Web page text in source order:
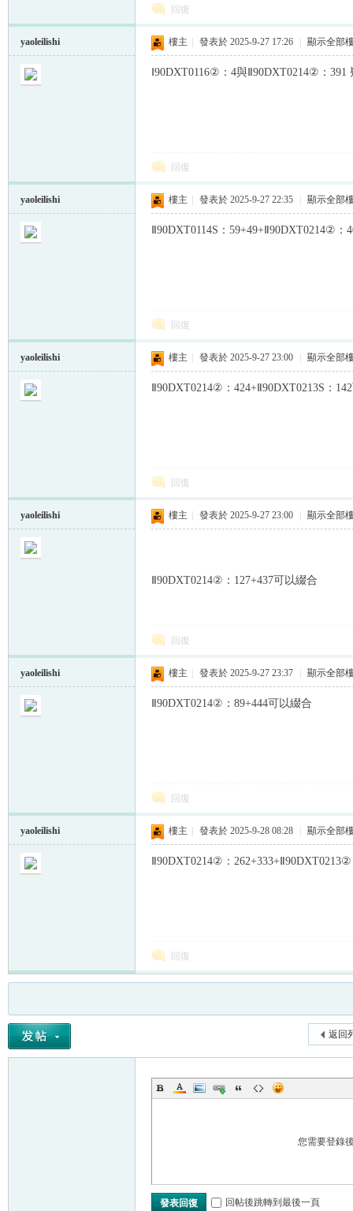
回復
yaoleilishi 樓主 發表於 2025-9-27 17:26 顯示全部
Ⅰ90DXT0116②：4與Ⅱ90DXT0214②：391
回復
yaoleilishi 樓主 發表於 2025-9-27 22:35 顯示全部
Ⅱ90DXT0114S：59+49+Ⅱ90DXT0214②：
回復
yaoleilishi 樓主 發表於 2025-9-27 23:00 顯示全部
Ⅱ90DXT0214②：424+Ⅱ90DXT0213S：
回復
yaoleilishi 樓主 發表於 2025-9-27 23:00 顯示全部
Ⅱ90DXT0214②：127+437可以綴合
回復
yaoleilishi 樓主 發表於 2025-9-27 23:37 顯示全部
Ⅱ90DXT0214②：89+444可以綴合
回復
yaoleilishi 樓主 發表於 2025-9-28 08:28 顯示全部
Ⅱ90DXT0214②：
回復
返回
您需要登錄
發表回復 回帖後跳轉到最後一頁